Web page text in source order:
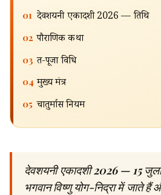
01 देवशयनी एकादशी 2026 — तिथि
02 पौराणिक कथा
03 व्रत-पूजा विधि
04 मुख्य मंत्र
05 चातुर्मास नियम
देवशयनी एकादशी 2026 — 15
भगवान विष्णु योग-निद्रा में जाते हैं